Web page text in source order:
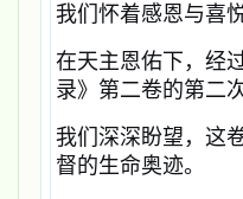
我们怀着感恩与喜
在天主恩佑下， 经
录》第二卷的第二
我们深深盼望，这
督的生命奥迹。